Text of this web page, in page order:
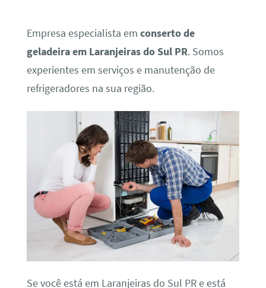
Empresa especialista em conserto de
geladeira em Laranjeiras do Sul PR. Somos
experientes em serviços e manutenção de
refrigeradores na sua região.
Se você está em Laranjeiras do Sul PR e está